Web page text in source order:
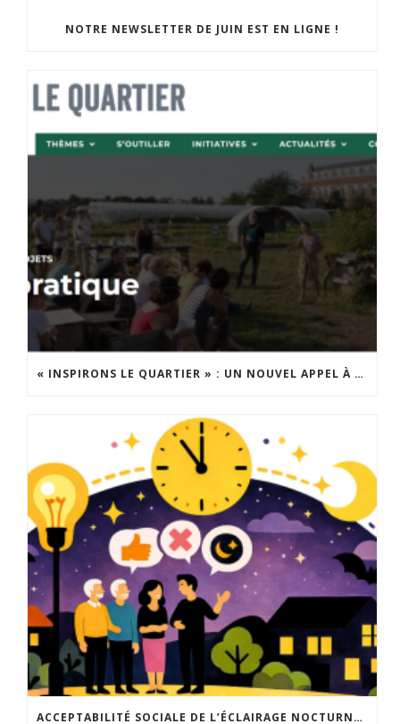
NOTRE NEWSLETTER DE JUIN EST EN LIGNE !
« INSPIRONS LE QUARTIER » : UN NOUVEL APPEL À PROJETS EST LANCÉ !
ACCEPTABILITÉ SOCIALE DE L’ÉCLAIRAGE NOCTURNE : LE REPLAY EST DISPONIBLE